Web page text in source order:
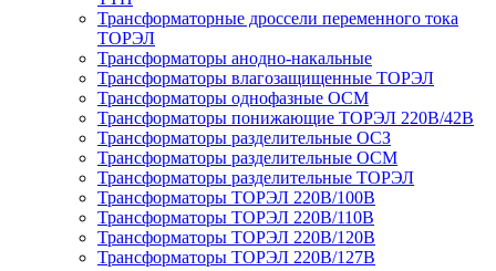
Трансформаторные дроссели переменного тока
ТОРЭЛ
Трансформаторы анодно-накальные
Трансформаторы влагозащищенные ТОРЭЛ
Трансформаторы однофазные ОСМ
Трансформаторы понижающие ТОРЭЛ 220В/42В
Трансформаторы разделительные ОСЗ
Трансформаторы разделительные ОСМ
Трансформаторы разделительные ТОРЭЛ
Трансформаторы ТОРЭЛ 220В/100В
Трансформаторы ТОРЭЛ 220В/110В
Трансформаторы ТОРЭЛ 220В/120В
Трансформаторы ТОРЭЛ 220В/127В